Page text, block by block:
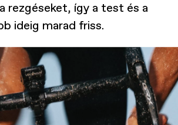
rezgéseket, így a test és a
ideig marad friss.